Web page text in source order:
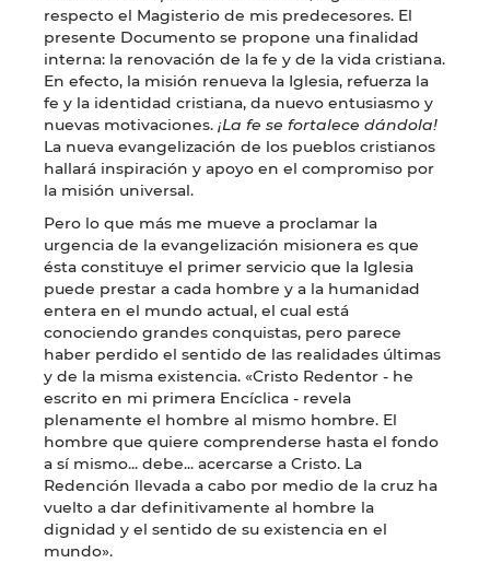
respecto el Magisterio de mis predecesores. El
presente Documento se propone una finalidad
interna: la renovación de la fe y de la vida cristiana.
En efecto, la misión renueva la Iglesia, refuerza la
fe y la identidad cristiana, da nuevo entusiasmo y
nuevas motivaciones. ¡La fe se fortalece dándola!
La nueva evangelización de los pueblos cristianos
hallará inspiración y apoyo en el compromiso por
la misión universal.
Pero lo que más me mueve a proclamar la
urgencia de la evangelización misionera es que
ésta constituye el primer servicio que la Iglesia
puede prestar a cada hombre y a la humanidad
entera en el mundo actual, el cual está
conociendo grandes conquistas, pero parece
haber perdido el sentido de las realidades últimas
y de la misma existencia. «Cristo Redentor - he
escrito en mi primera Encíclica - revela
plenamente el hombre al mismo hombre. El
hombre que quiere comprenderse hasta el fondo
a sí mismo... debe... acercarse a Cristo. La
Redención llevada a cabo por medio de la cruz ha
vuelto a dar definitivamente al hombre la
dignidad y el sentido de su existencia en el
mundo».